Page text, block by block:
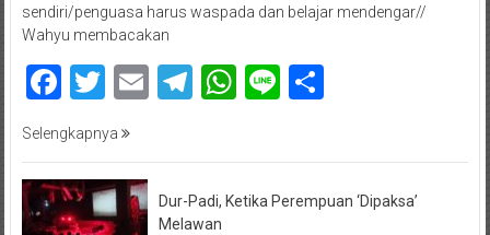
sendiri/penguasa harus waspada dan belajar mendengar//
Wahyu membacakan
Facebook
Twitter
EmailTelegram
WhatsApp
LineShare
Selengkapnya
Dur-Padi, Ketika Perempuan ‘Dipaksa’
Melawan